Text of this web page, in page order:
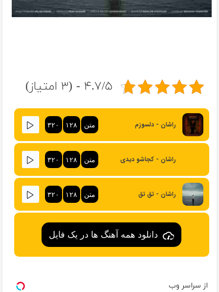
۴.۷/۵ - (۳ امتیاز)
راشان - دلسوزم متن ۱۲۸ ۳۲۰
راشان - کجاشو دیدی متن ۱۲۸ ۳۲۰
راشان - تق تق متن ۱۲۸ ۳۲۰
دانلود همه آهنگ ها در یک فایل
از سراسر وب